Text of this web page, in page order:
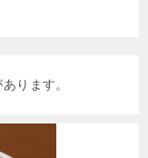
ります。